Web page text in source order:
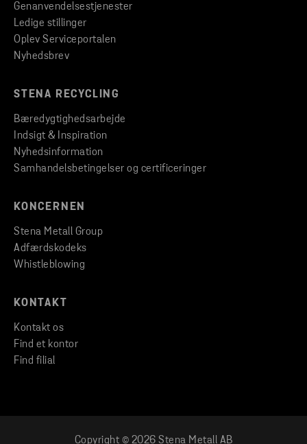
Genanvendelsestjenester
Ledige stillinger
Oplev Serviceportalen
Nyhedsbrev
STENA RECYCLING
Bæredygtighedsarbejde
Indsigt & Inspiration
Nyhedsinformation
Samhandelsbetingelser og certificeringer
KONCERNEN
Stena Metall Group
Adfærdskodeks
Whistleblowing
KONTAKT
Kontakt os
Find et kontor
Find filial
Copyright © 2026 Stena Metall AB